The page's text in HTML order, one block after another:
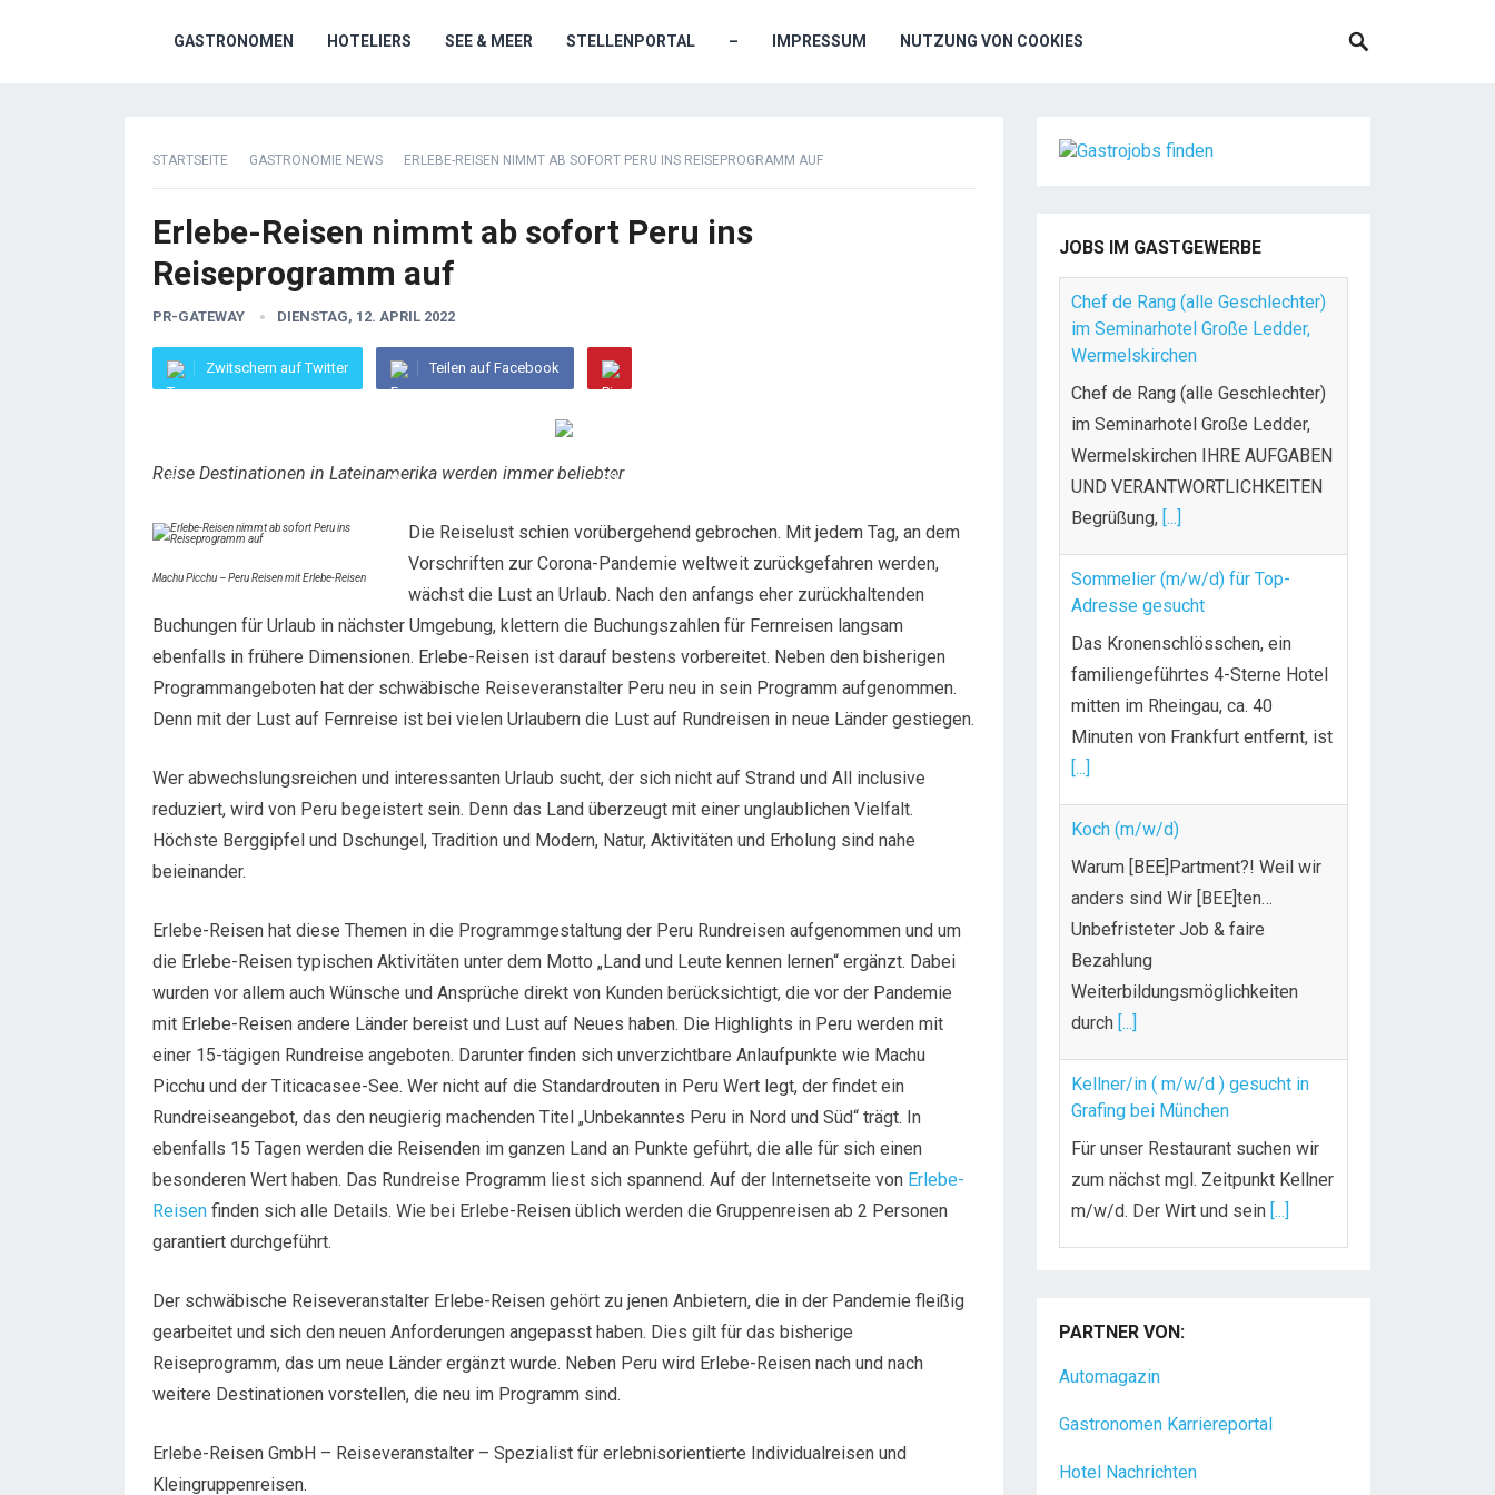
GASTRONOMEN HOTELIERS SEE & MEER STELLENPORTAL – IMPRESSUM NUTZUNG VON COOKIES
STARTSEITE GASTRONOMIE NEWS ERLEBE-REISEN NIMMT AB SOFORT PERU INS REISEPROGRAMM AUF
Erlebe-Reisen nimmt ab sofort Peru ins
Reiseprogramm auf
PR-GATEWAY DIENSTAG, 12. APRIL 2022
Zwitschern auf Twitter Teilen auf Facebook
Reise Destinationen in Lateinamerika werden immer beliebter
Machu Picchu – Peru Reisen mit Erlebe-Reisen
Die Reiselust schien vorübergehend gebrochen. Mit jedem Tag, an dem
Vorschriften zur Corona-Pandemie weltweit zurückgefahren werden,
wächst die Lust an Urlaub. Nach den anfangs eher zurückhaltenden
Buchungen für Urlaub in nächster Umgebung, klettern die Buchungszahlen für Fernreisen langsam
ebenfalls in frühere Dimensionen. Erlebe-Reisen ist darauf bestens vorbereitet. Neben den bisherigen
Programmangeboten hat der schwäbische Reiseveranstalter Peru neu in sein Programm aufgenommen.
Denn mit der Lust auf Fernreise ist bei vielen Urlaubern die Lust auf Rundreisen in neue Länder gestiegen.
Wer abwechslungsreichen und interessanten Urlaub sucht, der sich nicht auf Strand und All inclusive
reduziert, wird von Peru begeistert sein. Denn das Land überzeugt mit einer unglaublichen Vielfalt.
Höchste Berggipfel und Dschungel, Tradition und Modern, Natur, Aktivitäten und Erholung sind nahe
beieinander.
Erlebe-Reisen hat diese Themen in die Programmgestaltung der Peru Rundreisen aufgenommen und um
die Erlebe-Reisen typischen Aktivitäten unter dem Motto „Land und Leute kennen lernen“ ergänzt. Dabei
wurden vor allem auch Wünsche und Ansprüche direkt von Kunden berücksichtigt, die vor der Pandemie
mit Erlebe-Reisen andere Länder bereist und Lust auf Neues haben. Die Highlights in Peru werden mit
einer 15-tägigen Rundreise angeboten. Darunter finden sich unverzichtbare Anlaufpunkte wie Machu
Picchu und der Titicacasee-See. Wer nicht auf die Standardrouten in Peru Wert legt, der findet ein
Rundreiseangebot, das den neugierig machenden Titel „Unbekanntes Peru in Nord und Süd“ trägt. In
ebenfalls 15 Tagen werden die Reisenden im ganzen Land an Punkte geführt, die alle für sich einen
besonderen Wert haben. Das Rundreise Programm liest sich spannend. Auf der Internetseite von Erlebe-
Reisen finden sich alle Details. Wie bei Erlebe-Reisen üblich werden die Gruppenreisen ab 2 Personen
garantiert durchgeführt.
Der schwäbische Reiseveranstalter Erlebe-Reisen gehört zu jenen Anbietern, die in der Pandemie fleißig
gearbeitet und sich den neuen Anforderungen angepasst haben. Dies gilt für das bisherige
Reiseprogramm, das um neue Länder ergänzt wurde. Neben Peru wird Erlebe-Reisen nach und nach
weitere Destinationen vorstellen, die neu im Programm sind.
Erlebe-Reisen GmbH – Reiseveranstalter – Spezialist für erlebnisorientierte Individualreisen und
Kleingruppenreisen.
JOBS IM GASTGEWERBE
Chef de Rang (alle Geschlechter)
im Seminarhotel Große Ledder,
Wermelskirchen
Chef de Rang (alle Geschlechter)
im Seminarhotel Große Ledder,
Wermelskirchen IHRE AUFGABEN
UND VERANTWORTLICHKEITEN
Begrüßung, [...]
Sommelier (m/w/d) für Top-
Adresse gesucht
Das Kronenschlösschen, ein
familiengeführtes 4-Sterne Hotel
mitten im Rheingau, ca. 40
Minuten von Frankfurt entfernt, ist
[...]
Koch (m/w/d)
Warum [BEE]Partment?! Weil wir
anders sind Wir [BEE]ten…
Unbefristeter Job & faire
Bezahlung
Weiterbildungsmöglichkeiten
durch [...]
Kellner/in ( m/w/d ) gesucht in
Grafing bei München
Für unser Restaurant suchen wir
zum nächst mgl. Zeitpunkt Kellner
m/w/d. Der Wirt und sein [...]
Dein Arbeitsplatz mit
Urlaubsfeeling Chef de Rang
Leidenschaft und liebst[...]
PARTNER VON:
Automagazin
Gastronomen Karriereportal
Hotel Nachrichten